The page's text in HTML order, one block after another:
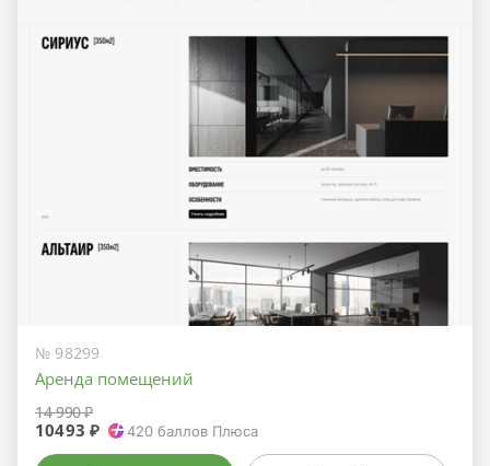
№ 98299
Аренда помещений
14 990 ₽
10493 ₽ 420 баллов Плюса